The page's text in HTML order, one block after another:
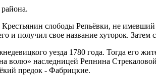
слободы Репьёвки, не
получил свое название хуторок. Затем
уезда 1780 года. Тогда его
волю» наследницей Репнина
предок - Фабрицкие.